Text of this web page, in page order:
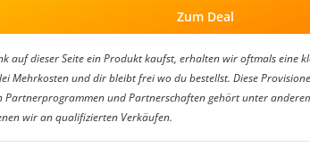
Zum Deal
auf dieser Seite ein Produkt kaufst, erhalten wir oftmals eine
Mehrkosten und dir bleibt frei wo du bestellst. Diese
Partnerprogrammen und Partnerschaften gehört unter
wir an qualifizierten Verkäufen.